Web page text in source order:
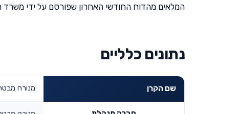
המלאים מהדוח החודשי האחרון שפורסם על ידי משרד האוצר
נתונים כלליים
שם הקרן מנורה